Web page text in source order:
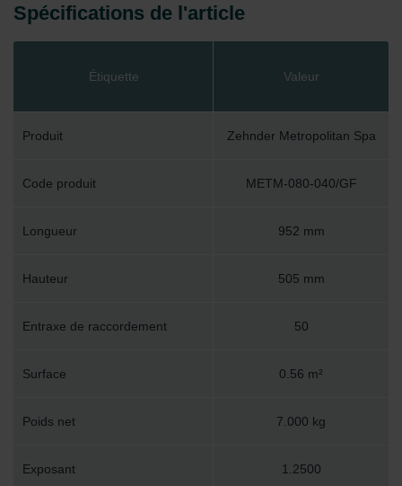
Spécifications de l'article
Étiquette Valeur
Produit Zehnder Metropolitan Spa
Code produit METM-080-040/GF
Longueur 952 mm
Hauteur 505 mm
Entraxe de raccordement 50
Surface 0.56 m²
Poids net 7.000 kg
Exposant 1.2500